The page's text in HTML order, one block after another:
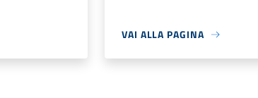
VAI ALLA PAGINA